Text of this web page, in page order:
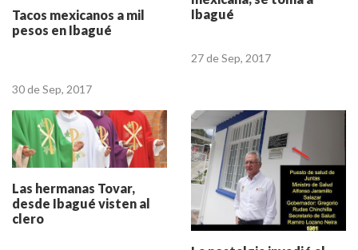
Tacos mexicanos a mil
pesos en Ibagué
30 de Sep, 2017
Ibagué
27 de Sep, 2017
Las hermanas Tovar,
desde Ibagué visten al
clero